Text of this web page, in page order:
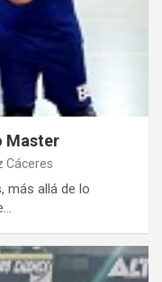
Master
Cáceres
más allá de lo